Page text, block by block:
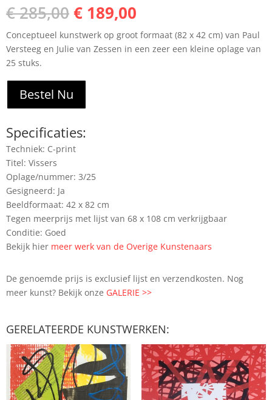
€285,00Oorspronkelijke
prijs
was:
€ 285,00.
€ 189,00
prijs
is:
€ 189,00.
Conceptueel kunstwerk op groot formaat (82 x 42 cm) van Paul
Versteeg en Julie van Zessen in een zeer een kleine oplage van
25 stuks.
Bestel Nu
Specificaties:
Techniek: C-print
Titel: Vissers
Oplage/nummer: 3/25
Gesigneerd: Ja
Beeldformaat: 42 x 82 cm
Tegen meerprijs met lijst van 68 x 108 cm verkrijgbaar
Conditie: Goed
Bekijk hier meer werk van de Overige Kunstenaars
De genoemde prijs is exclusief lijst en verzendkosten. Nog
meer kunst? Bekijk onze GALERIE >>
GERELATEERDE KUNSTWERKEN: